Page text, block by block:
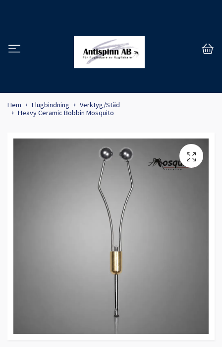
Hem Flugbindning
Verktyg/Städ
Heavy Ceramic Bobbin Mosquito